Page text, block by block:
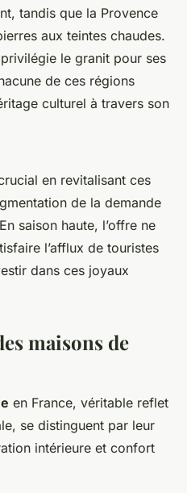
tandis que la Provence
aux teintes chaudes.
le granit pour ses
de ces régions
culturel à travers son
en revitalisant ces
de la demande
saison haute, l’offre ne
l’afflux de touristes
dans ces joyaux
maisons de
en France, véritable reflet
se distinguent par leur
intérieure et confort